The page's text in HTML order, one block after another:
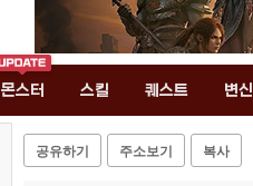
몬스터 스킬 퀘스트 변신
공유하기 주소보기 복사